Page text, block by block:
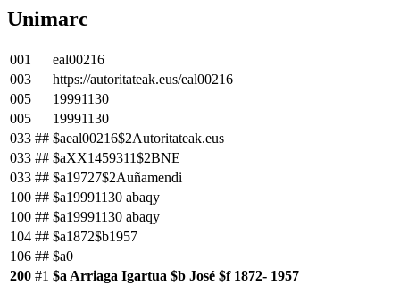
Unimarc
001
eal00216
003
https://autoritateak.eus/eal00216
005
19991130
005
19991130
033 ## $aeal00216$2Autoritateak.eus
033 ## $aXX1459311$2BNE
033 ## $a19727$2Auñamendi
100 ## $a19991130 abaqy
100 ## $a19991130 abaqy
104 ## $a1872$b1957
106 ## $a0
200 #1 $a Arriaga Igartua $b José $f 1872- 1957